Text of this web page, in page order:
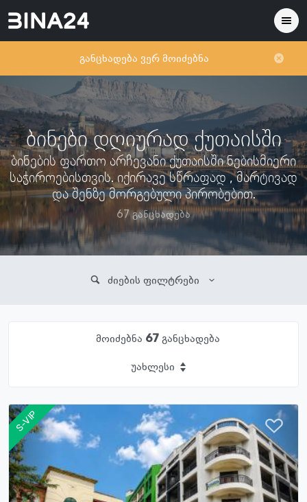
განცხადება ვერ მოიძებნა
ბინები დღიურად ქუთაისში
ბინების ფართო არჩევანი ქუთაისში ნებისმიერი
საჭიროებისთვის. იქირავე სწრაფად , მარტივად
და შენზე მორგებული პირობებით.
67 განცხადება
ძიების ფილტრები
მოიძებნა 67განცხადება
უახლესი
S-VIP